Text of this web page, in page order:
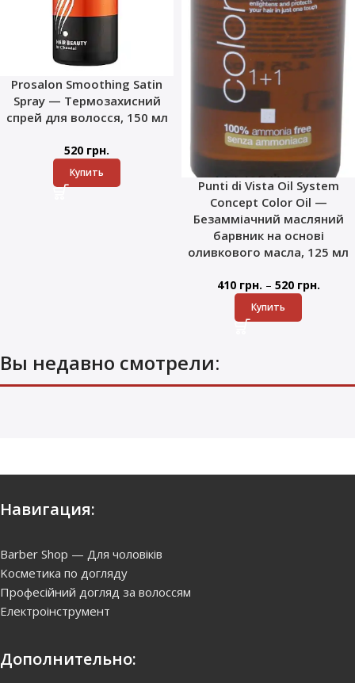
Prosalon Smoothing Satin
Spray — Термозахисний
спрей для волосся, 150 мл
520 грн.
Купить
Punti di Vista Oil System
Concept Color Oil —
Безамміачний масляний
барвник на основі
оливкового масла, 125 мл
410 грн. – 520 грн.
Купить
Вы недавно смотрели:
Навигация:
Barber Shop — Для чоловіків
Kосметика по догляду
Професійний догляд за волоссям
Електроінструмент
Дополнительно: